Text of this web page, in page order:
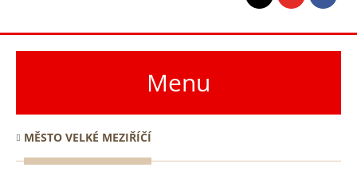
Menu
MĚSTO VELKÉ MEZIŘÍČÍ